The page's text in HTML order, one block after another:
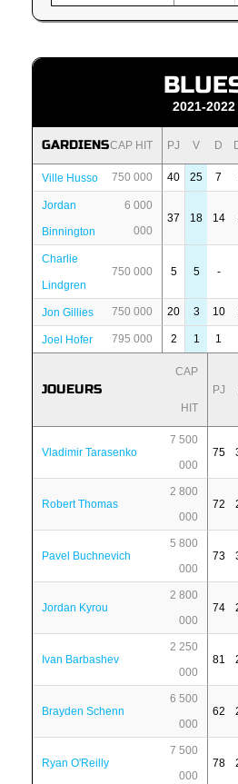
2021-2022
GARDIENSCAP HIT PJ V D
Ville Husso 750 000 40 25 7
Jordan
Binnington
6 000
000
37 18 14
Charlie
Lindgren
750 000 5 5 -
Jon Gillies 750 000 20 3 10
Joel Hofer 795 000 2 1 1
JOUEURS
CAP
HIT
PJ
Vladimir Tarasenko
7 500
000
75
Robert Thomas
2 800
000
72
Pavel Buchnevich
5 800
000
73
Jordan Kyrou
2 800
000
74
Ivan Barbashev
2 250
000
81
Brayden Schenn
6 500
000
62
Ryan O'Reilly
7 500
000
78